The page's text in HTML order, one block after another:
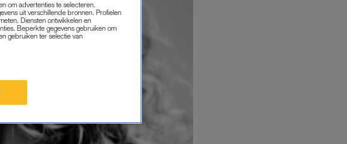
om advertenties te selecteren.
uit verschillende bronnen. Profielen
Diensten ontwikkelen en
Beperkte gegevens gebruiken om
gebruiken ter selectie van